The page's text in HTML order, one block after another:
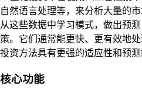
自然语言处理等，来分析大量的
从这些数据中学习模式，做出预
策。它们通常能更快、更有效地
投资方法具有更强的适应性和预测
核心功能